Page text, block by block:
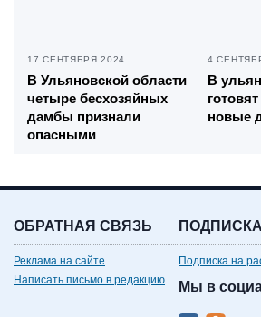
17 СЕНТЯБРЯ 2024
В Ульяновской области
четыре бесхозяйных
дамбы признали
опасными
4
В
новые
ОБРАТНАЯ СВЯЗЬ
Реклама на сайте
Написать письмо в редакцию
ПОДПИСКА
Подписка на
Мы в